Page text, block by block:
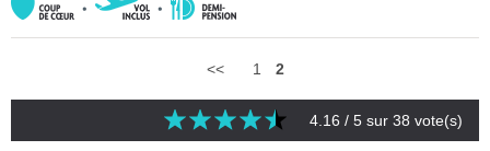
<< 1 2
4.16 / 5 sur 38 vote(s)